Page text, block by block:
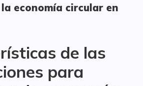
economía circular en
de las
para